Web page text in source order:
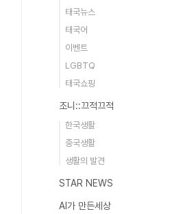
태국뉴스
태국어
이벤트
LGBTQ
태국쇼핑
조니::끄적끄적
한국생활
중국생활
생활의 발견
STAR NEWS
AI가 만든세상